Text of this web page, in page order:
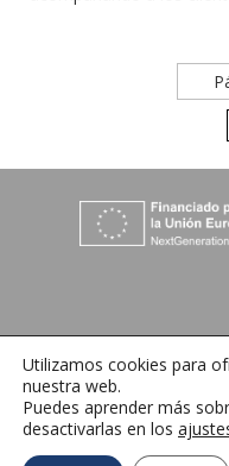
C/ Orense 6,
Tlfno:+34 986 72 35
Utilizamos cookies para
nuestra web.
Puedes aprender más
desactivarlas en los